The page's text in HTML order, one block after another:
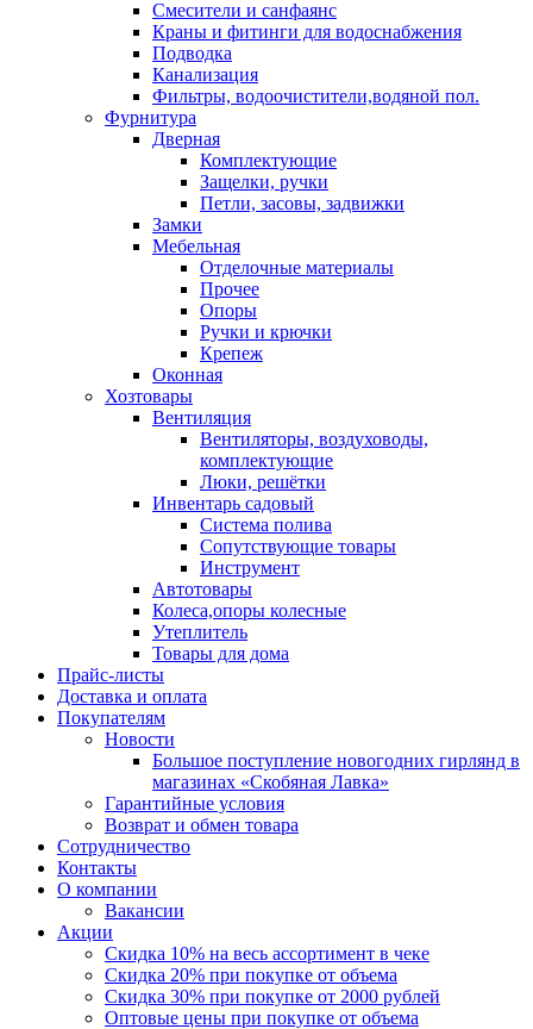
Смесители и санфаянс
Краны и фитинги для водоснабжения
Подводка
Канализация
Фильтры, водоочистители,водяной пол.
Фурнитура
Дверная
Комплектующие
Защелки, ручки
Петли, засовы, задвижки
Замки
Мебельная
Отделочные материалы
Прочее
Опоры
Ручки и крючки
Крепеж
Оконная
Хозтовары
Вентиляция
Вентиляторы, воздуховоды,
комплектующие
Люки, решётки
Инвентарь садовый
Система полива
Сопутствующие товары
Инструмент
Автотовары
Колеса,опоры колесные
Утеплитель
Товары для дома
Прайс-листы
Доставка и оплата
Покупателям
Новости
Большое поступление новогодних гирлянд в
магазинах «Скобяная Лавка»
Гарантийные условия
Возврат и обмен товара
Сотрудничество
Контакты
О компании
Вакансии
Акции
Скидка 10% на весь ассортимент в чеке
Скидка 20% при покупке от объема
Скидка 30% при покупке от 2000 рублей
Оптовые цены при покупке от объема